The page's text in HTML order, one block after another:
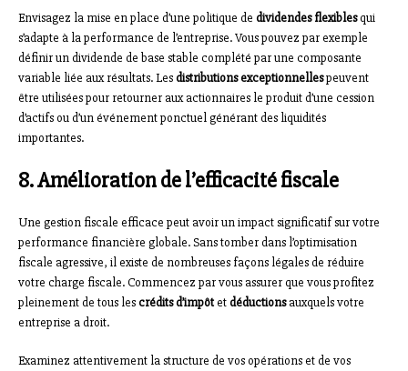
Envisagez la mise en place d’une politique de dividendes flexiblesqui
s’adapte à la performance de l’entreprise. Vous pouvez par exemple
définir un dividende de base stable complété par une composante
variable liée aux résultats. Lesdistributions exceptionnellespeuvent
être utilisées pour retourner aux actionnaires le produit d’une cession
d’actifs ou d’un événement ponctuel générant des liquidités
importantes.
8. Amélioration de l’efficacité fiscale
Une gestion fiscale efficace peut avoir un impact significatif sur votre
performance financière globale. Sans tomber dans l’optimisation
fiscale agressive, il existe de nombreuses façons légales de réduire
votre charge fiscale. Commencez par vous assurer que vous profitez
pleinement de tous lescrédits d’impôtetdéductionsauxquels votre
entreprise a droit.
Examinez attentivement la structure de vos opérations et de vos